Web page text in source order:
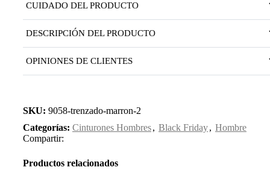
CUIDADO DEL PRODUCTO
DESCRIPCIÓN DEL PRODUCTO
OPINIONES DE CLIENTES
SKU: 9058-trenzado-marron-2
Categorías: Cinturones Hombres, Black Friday, Hombre
Compartir:
Productos relacionados